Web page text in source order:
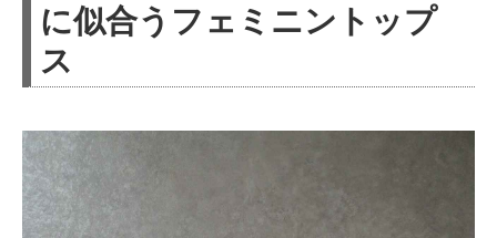
に似合うフェミニントップ
ス